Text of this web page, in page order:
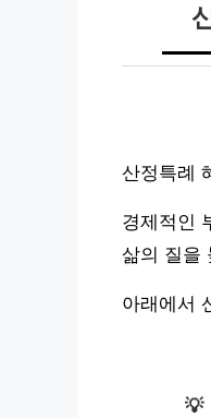
산정특례
경제적인
삶의 질을
아래에서
💡